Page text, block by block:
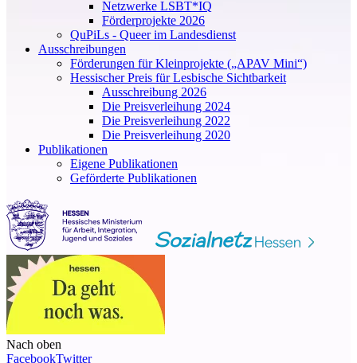
Netzwerke LSBT*IQ
Förderprojekte 2026
QuPiLs - Queer im Landesdienst
Ausschreibungen
Förderungen für Kleinprojekte („APAV Mini“)
Hessischer Preis für Lesbische Sichtbarkeit
Ausschreibung 2026
Die Preisverleihung 2024
Die Preisverleihung 2022
Die Preisverleihung 2020
Publikationen
Eigene Publikationen
Geförderte Publikationen
Nach oben
FacebookTwitter